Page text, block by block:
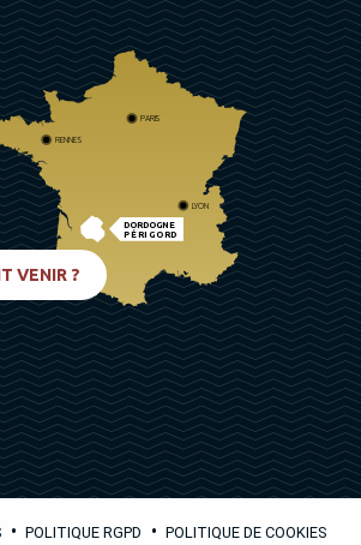
DORDOGNE
PÉRIGORD
PARIS
RENNES
LYON
VENIR ?
• POLITIQUE RGPD • POLITIQUE DE COOKIES